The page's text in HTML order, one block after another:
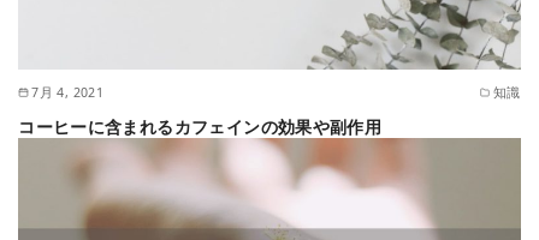
7月 4, 2021 知識
コーヒーに含まれるカフェインの効果や副作用